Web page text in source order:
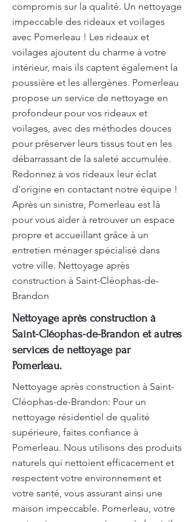
compromis sur la qualité. Un nettoyage
impeccable des rideaux et voilages
avec Pomerleau ! Les rideaux et
voilages ajoutent du charme à votre
intérieur, mais ils captent également la
poussière et les allergènes. Pomerleau
propose un service de nettoyage en
profondeur pour vos rideaux et
voilages, avec des méthodes douces
pour préserver leurs tissus tout en les
débarrassant de la saleté accumulée.
Redonnez à vos rideaux leur éclat
d'origine en contactant notre équipe !
Après un sinistre, Pomerleau est là
pour vous aider à retrouver un espace
propre et accueillant grâce à un
entretien ménager spécialisé dans
votre ville. Nettoyage après
construction à Saint-Cléophas-de-
Brandon
Nettoyage après construction à
Saint-Cléophas-de-Brandon et autres
services de nettoyage par
Pomerleau.
Nettoyage après construction à Saint-
Cléophas-de-Brandon: Pour un
nettoyage résidentiel de qualité
supérieure, faites confiance à
Pomerleau. Nous utilisons des produits
naturels qui nettoient efficacement et
respectent votre environnement et
votre santé, vous assurant ainsi une
maison impeccable. Pomerleau, votre